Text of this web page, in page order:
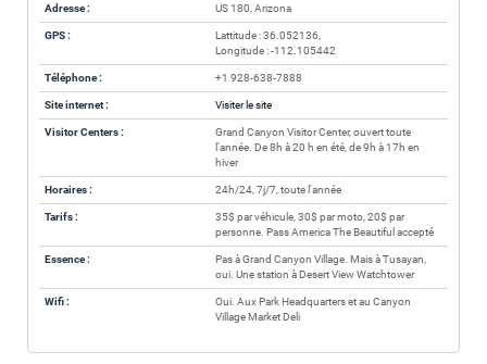
Adresse : US 180, Arizona
GPS :
Lattitude : 36.052136,
Longitude : -112.105442
Téléphone : +1 928-638-7888
Site internet : Visiter le site
Visitor Centers :
Grand Canyon Visitor Center, ouvert toute
l'année. De 8h à 20 h en été, de 9h à 17h en
hiver
Horaires : 24h/24, 7j/7, toute l'année
Tarifs :
35$ par véhicule, 30$ par moto, 20$ par
personne. Pass America The Beautiful accepté
Essence :
Pas à Grand Canyon Village. Mais à Tusayan,
oui. Une station à Desert View Watchtower
Wifi :
Oui. Aux Park Headquarters et au Canyon
Village Market Deli